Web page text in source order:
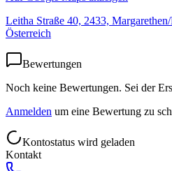
Leitha Straße 40, 2433,
Österreich
Bewertungen
Noch keine Bewertungen. Sei der
Anmelden um eine Bewertung zu
Kontostatus wird geladen
Kontakt